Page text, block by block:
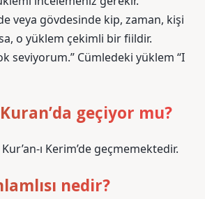
veya gövdesinde kip, zaman, kişi
o yüklem çekimli bir fiildir.
seviyorum.” Cümledeki yüklem “I
geçiyor mu?
ı Kerim’de geçmemektedir.
nedir?